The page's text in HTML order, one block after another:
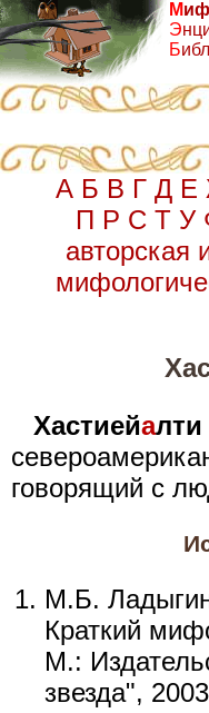
М
Э
Б
А Б В Г Д Е
П Р С Т У
авторская
Хастиейалти
говорящий с
М.Б.
Краткий
М.:
звезда",